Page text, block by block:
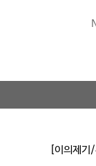
[이의제기